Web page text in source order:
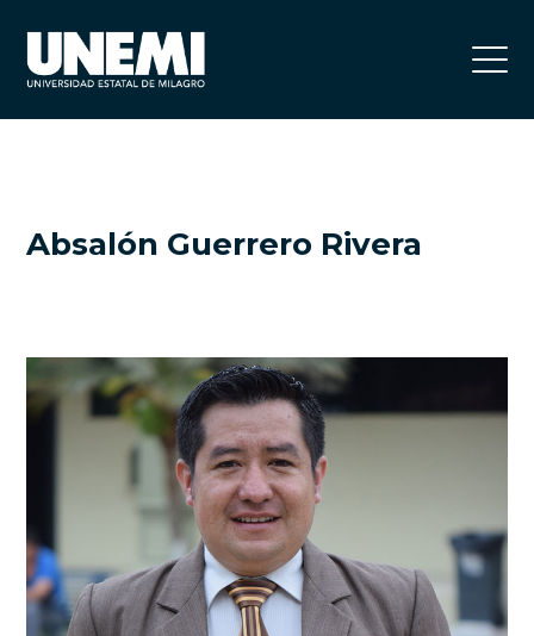
Absalón Guerrero Rivera